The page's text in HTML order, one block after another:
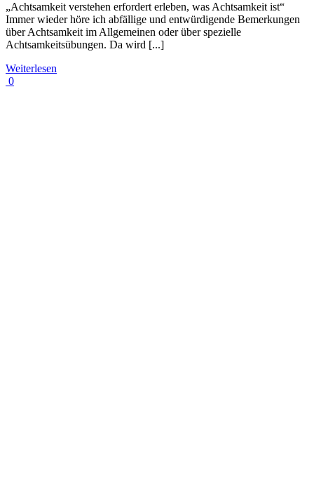
„Achtsamkeit verstehen erfordert erleben, was Achtsamkeit ist“
Immer wieder höre ich abfällige und entwürdigende Bemerkungen
über Achtsamkeit im Allgemeinen oder über spezielle
Achtsamkeitsübungen. Da wird [...]
Weiterlesen
0